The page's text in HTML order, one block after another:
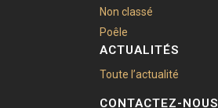
Non classé
Poêle
ACTUALITÉS
Toute l’actualité
CONTACTEZ-NOUS